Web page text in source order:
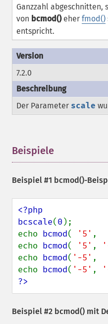
Ganzzahl abgeschnitten,
von bcmod()eher fmod()
entspricht.
7.2.0
Der Parameter scale
Beispiele
Beispiel #1 bcmod()-
<?php
bcscale(0 );
echo bcmod( '5' ,
echo bcmod( '5' ,
echo bcmod( '-5' ,
echo bcmod( '-5' ,
?>
Beispiel #2 bcmod() mit